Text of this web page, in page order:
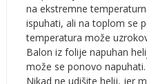
na ekstremne
ispuhati, ali na toplom se
temperatura može
Balon iz folije napuhan
može se ponovo napuhati.
Nikad ne udišite helij, jer